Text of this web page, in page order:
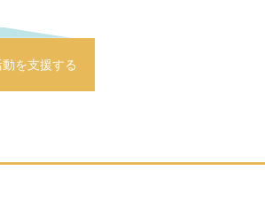
動を支援する